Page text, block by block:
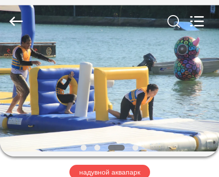
ДОМ
ПРОДУКТЫ
ВИДЕО
О
НАС
Bouncia
Inflatables
Factory.
All
Reserved.
надувной аквапарк